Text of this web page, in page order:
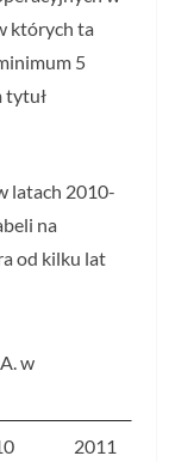
których ta
5
tytuł
latach 2010-
na
od kilku lat
w
2011